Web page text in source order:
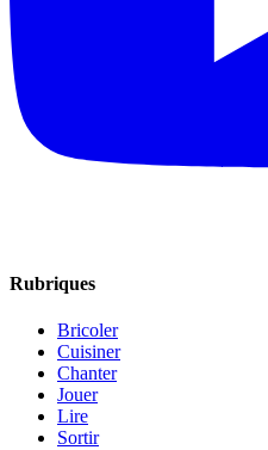
Rubriques
Bricoler
Cuisiner
Chanter
Jouer
Lire
Sortir